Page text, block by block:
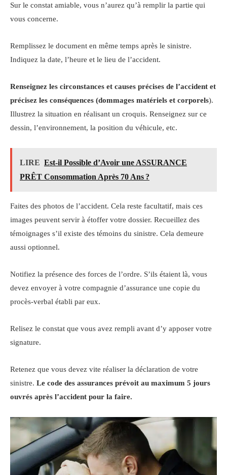
Sur le constat amiable, vous n’aurez qu’à remplir la partie qui
vous concerne.
Remplissez le document en même temps après le sinistre.
Indiquez la date, l’heure et le lieu de l’accident.
Renseignez les circonstances et causes précises de l’accident et
précisez les conséquences (dommages matériels et corporels).
Illustrez la situation en réalisant un croquis. Renseignez sur ce
dessin, l’environnement, la position du véhicule, etc.
LIRE Est-il Possible d’Avoir une ASSURANCE
PRÊT Consommation Après 70 Ans ?
Faites des photos de l’accident. Cela reste facultatif, mais ces
images peuvent servir à étoffer votre dossier. Recueillez des
témoignages s’il existe des témoins du sinistre. Cela demeure
aussi optionnel.
Notifiez la présence des forces de l’ordre. S’ils étaient là, vous
devez envoyer à votre compagnie d’assurance une copie du
procès-verbal établi par eux.
Relisez le constat que vous avez rempli avant d’y apposer votre
signature.
Retenez que vous devez vite réaliser la déclaration de votre
sinistre. Le code des assurances prévoit au maximum 5 jours
ouvrés après l’accident pour la faire.